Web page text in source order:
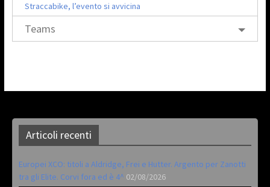
Straccabike, l’evento si avvicina
Teams
Articoli recenti
Europei XCO: titoli a Aldridge, Frei e Hutter. Argento per Zanotti
tra gli Elite. Corvi fora ed è 4^ 02/08/2026